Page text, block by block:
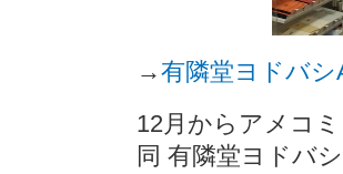
→有隣堂ヨドバ
12月からアメコ
同 有隣堂ヨドバ